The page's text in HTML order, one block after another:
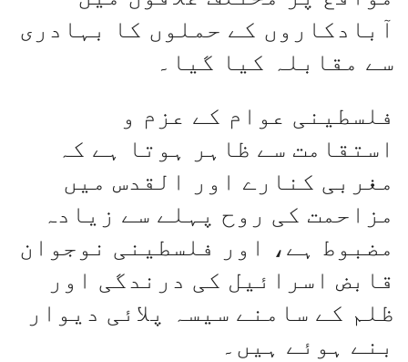
آبادکاروں کے حملوں کا بہادری
سے مقابلہ کیا گیا۔
فلسطینی عوام کے عزم و
استقامت سے ظاہر ہوتا ہے کہ
مغربی کنارے اور القدس میں
مزاحمت کی روح پہلے سے زیادہ
مضبوط ہے، اور فلسطینی نوجوان
قابض اسرائیل کی درندگی اور
ظلم کے سامنے سیسہ پلائی دیوار
بنے ہوئے ہیں۔